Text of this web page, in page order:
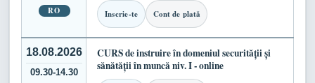
RO Inscrie-te Cont de plată
18.08.2026
09.30-14.30
CURS de instruire în domeniul securității și
sănătății în muncă niv. I - online